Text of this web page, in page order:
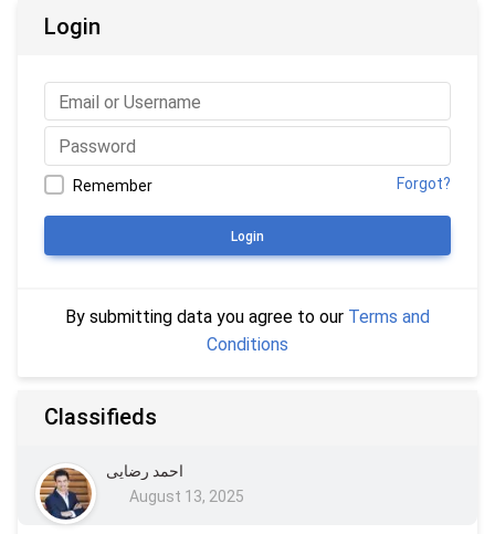
Login
Remember Forgot?
Login
By submitting data you agree to our Terms and
Conditions
Classifieds
احمد رضایی
August 13, 2025